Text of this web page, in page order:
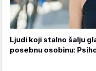
Ljudi koji stalno šalju
posebnu osobinu: